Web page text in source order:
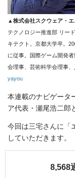
▲ 株式会社スクウェア・
テクノロジー推進部 リー
キテクト。京都大学卒。
に従事。国際ゲーム開発
会理事、芸術科学会理事
yayou
本連載のナビゲータ
ア代表・瀬尾浩二郎
今回は三宅さんに「
していただきます。
8,568